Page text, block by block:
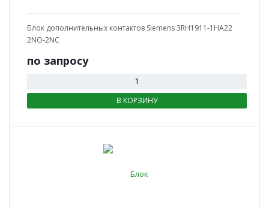
Блок дополнительных контактов Siemens 3RH1911-1HA22
2NO-2NC
по запросу
В КОРЗИНУ